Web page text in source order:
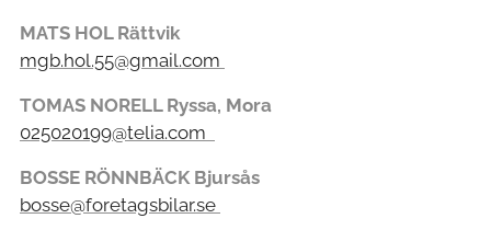
MATS HOL Rättvik
mgb.hol.55@gmail.com
TOMAS NORELL Ryssa, Mora
025020199@telia.com
BOSSE RÖNNBÄCK Bjursås
bosse@foretagsbilar.se